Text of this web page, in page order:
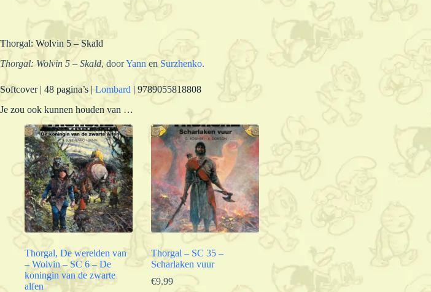
Thorgal: Wolvin 5 – Skald
Thorgal: Wolvin 5 – Skald, doorYann en Surzhenko.
Softcover | 48 pagina’s | Lombard | 9789055818808
Je zou ook kunnen houden van …
Thorgal, De werelden van
– Wolvin – SC 6 – De
koningin van de zwarte
alfen
Thorgal – SC 35 –
Scharlaken vuur
€9.99